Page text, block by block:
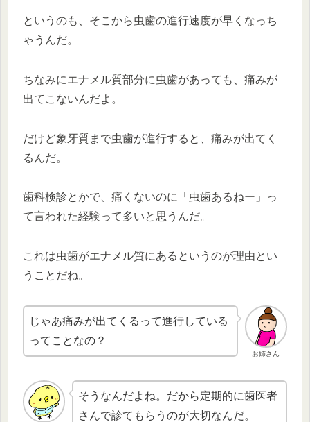
というのも、そこから虫歯の進行速度が早くなっち
ゃうんだ。
ちなみにエナメル質部分に虫歯があっても、痛みが
出てこないんだよ。
だけど象牙質まで虫歯が進行すると、痛みが出てく
るんだ。
歯科検診とかで、痛くないのに「虫歯あるねー」っ
て言われた経験って多いと思うんだ。
これは虫歯がエナメル質にあるというのが理由とい
うことだね。
お姉さん
じゃあ痛みが出てくるって進行している
ってことなの？
そうなんだよね。だから定期的に歯医者
さんで診てもらうのが大切なんだ。